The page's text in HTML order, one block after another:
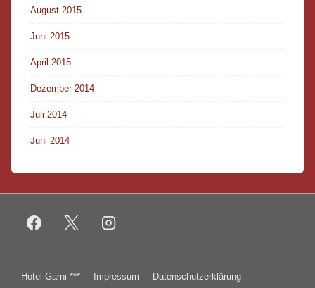
August 2015
Juni 2015
April 2015
Dezember 2014
Juli 2014
Juni 2014
Footer-
Hotel Garni *** Impressum Datenschutzerklärung